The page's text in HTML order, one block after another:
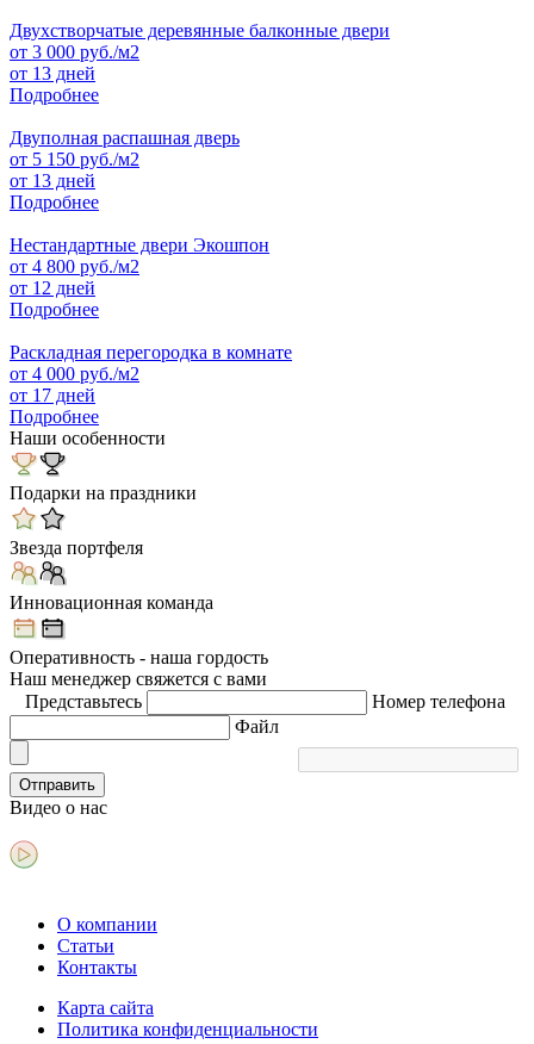
Двухстворчатые деревянные балконные двери
от 3 000 руб./м2
от 13 дней
Подробнее
Двуполная распашная дверь
от 5 150 руб./м2
от 13 дней
Подробнее
Нестандартные двери Экошпон
от 4 800 руб./м2
от 12 дней
Подробнее
Раскладная перегородка в комнате
от 4 000 руб./м2
от 17 дней
Подробнее
Наши особенности
Подарки на праздники
Звезда портфеля
Инновационная команда
Оперативность - наша гордость
Наш менеджер свяжется с вами
Представьтесь
Номер телефона
Файл
Отправить
Видео о нас
О компании
Статьи
Контакты
Карта сайта
Политика конфиденциальности